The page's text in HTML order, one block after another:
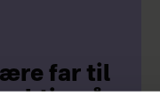
far til